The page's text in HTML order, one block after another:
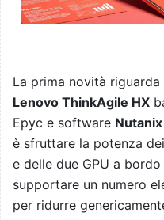
La prima novità
Lenovo ThinkAgile HX
Epyc e software Nutanix
è sfruttare la potenza
e delle due GPU a
supportare un numero
per ridurre